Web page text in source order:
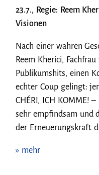
23.7., Regie: Reem
Visionen
Nach einer wahren
Reem Kherici,
Publikumshits, einen
echter Coup gelingt:
CHÉRI, ICH KOMME!
sehr empfindsam und
der Erneuerungskraft
» mehr